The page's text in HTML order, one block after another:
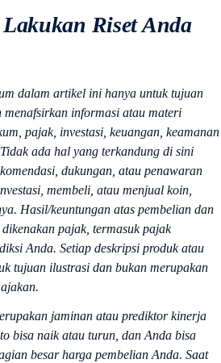
Riset Anda
dalam artikel ini hanya untuk tujuan
informasi atau materi
pajak, investasi, keuangan, keamanan
ada hal yang terkandung di sini
dukungan, atau penawaran
membeli, atau menjual koin,
Hasil/keuntungan atas pembelian dan
pajak, termasuk pajak
Anda. Setiap deskripsi produk atau
tujuan ilustrasi dan bukan merupakan
jaminan atau prediktor kinerja
bisa naik atau turun, dan Anda bisa
besar harga pembelian Anda. Saat